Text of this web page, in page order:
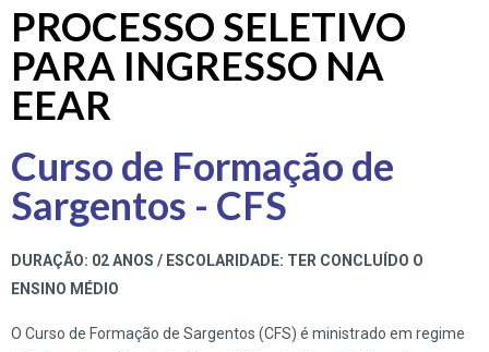
PROCESSO SELETIVO
PARA INGRESSO NA
EEAR
Curso de Formação de
Sargentos - CFS
DURAÇÃO: 02 ANOS / ESCOLARIDADE: TER CONCLUÍDO O
ENSINO MÉDIO
O Curso de Formação de Sargentos (CFS) é ministrado em regime